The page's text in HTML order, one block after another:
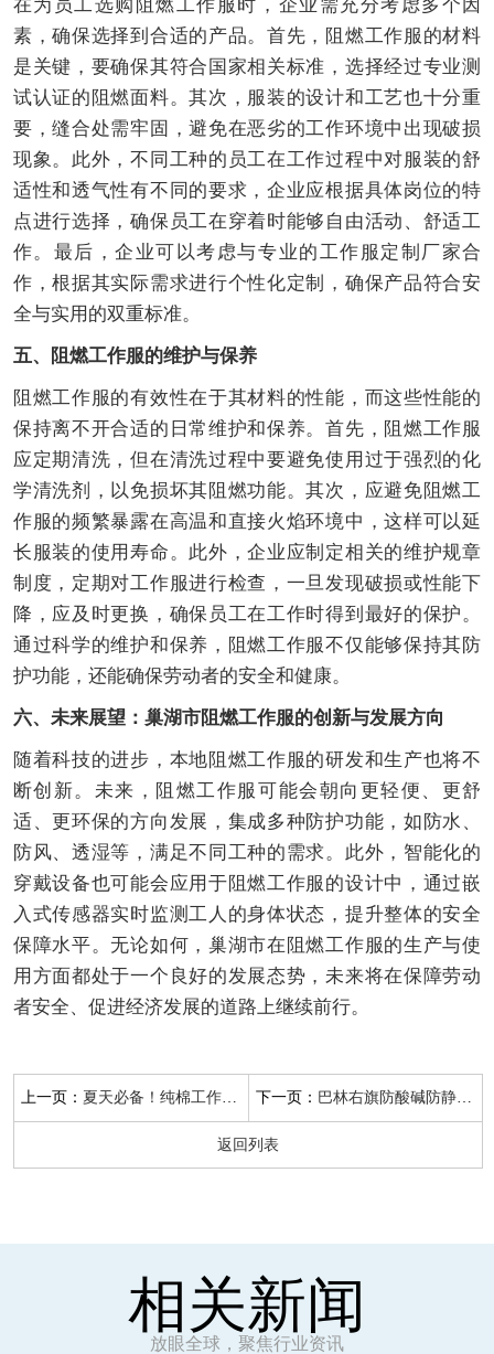
在为员工选购阻燃工作服时，企业需充分考虑多个因
素，确保选择到合适的产品。首先，阻燃工作服的材料
是关键，要确保其符合国家相关标准，选择经过专业测
试认证的阻燃面料。其次，服装的设计和工艺也十分重
要，缝合处需牢固，避免在恶劣的工作环境中出现破损
现象。此外，不同工种的员工在工作过程中对服装的舒
适性和透气性有不同的要求，企业应根据具体岗位的特
点进行选择，确保员工在穿着时能够自由活动、舒适工
作。最后，企业可以考虑与专业的工作服定制厂家合
作，根据其实际需求进行个性化定制，确保产品符合安
全与实用的双重标准。
五、阻燃工作服的维护与保养
阻燃工作服的有效性在于其材料的性能，而这些性能的
保持离不开合适的日常维护和保养。首先，阻燃工作服
应定期清洗，但在清洗过程中要避免使用过于强烈的化
学清洗剂，以免损坏其阻燃功能。其次，应避免阻燃工
作服的频繁暴露在高温和直接火焰环境中，这样可以延
长服装的使用寿命。此外，企业应制定相关的维护规章
制度，定期对工作服进行检查，一旦发现破损或性能下
降，应及时更换，确保员工在工作时得到最好的保护。
通过科学的维护和保养，阻燃工作服不仅能够保持其防
护功能，还能确保劳动者的安全和健康。
六、未来展望：巢湖市阻燃工作服的创新与发展方向
随着科技的进步，本地阻燃工作服的研发和生产也将不
断创新。未来，阻燃工作服可能会朝向更轻便、更舒
适、更环保的方向发展，集成多种防护功能，如防水、
防风、透湿等，满足不同工种的需求。此外，智能化的
穿戴设备也可能会应用于阻燃工作服的设计中，通过嵌
入式传感器实时监测工人的身体状态，提升整体的安全
保障水平。无论如何，巢湖市在阻燃工作服的生产与使
用方面都处于一个良好的发展态势，未来将在保障劳动
者安全、促进经济发展的道路上继续前行。
上一页： 夏天必备！纯棉工作服的舒适穿着 下一页： 巴林右旗防酸碱防静电工作服
返回列表
相关新闻
放眼全球，聚焦行业资讯